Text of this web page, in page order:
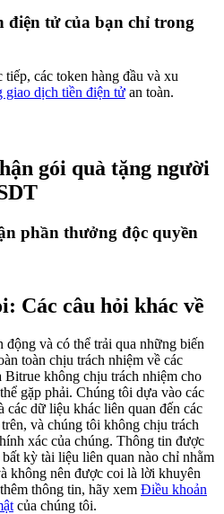
dịch hàng đầu
tử của bạn chỉ trong
các token hàng đầu và xu
giao dịch tiền điện tử an toàn.
gói quà tặng người
phần thưởng độc quyền
Các câu hỏi khác về
và có thể trải qua những biến
toàn chịu trách nhiệm về các
không chịu trách nhiệm cho
gặp phải. Chúng tôi dựa vào các
các dữ liệu khác liên quan đến các
và chúng tôi không chịu trách
xác của chúng. Thông tin được
kỳ tài liệu liên quan nào chỉ nhằm
không nên được coi là lời khuyên
thông tin, hãy xem Điều khoản
của chúng tôi.